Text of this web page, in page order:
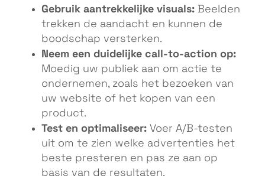
Gebruik aantrekkelijke visuals: Beelden
trekken de aandacht en kunnen de
boodschap versterken.
Neem een duidelijke call-to-action op:
Moedig uw publiek aan om actie te
ondernemen, zoals het bezoeken van
uw website of het kopen van een
product.
Test en optimaliseer: Voer A/B-testen
uit om te zien welke advertenties het
beste presteren en pas ze aan op
basis van de resultaten.